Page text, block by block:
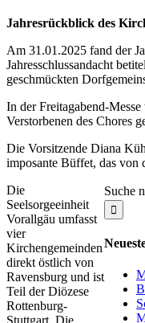
Jahresrückblick des
Am 31.01.2025 fand der
Jahresschlussandacht
geschmückten
In der Freitagabend-
Verstorbenen des Chores
Die Vorsitzende Diana
imposante Büffet, das von
Suche
Die
Seelsorgeeinheit
Vorallgäu umfasst
vier
Kirchengemeinden
direkt östlich von
Ravensburg und ist
Teil der Diözese
Rottenburg-
Stuttgart. Die